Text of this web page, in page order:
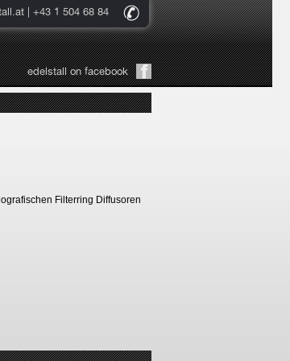
| +43 1 504 68 84
edelstall on facebook
Filterring Diffusoren